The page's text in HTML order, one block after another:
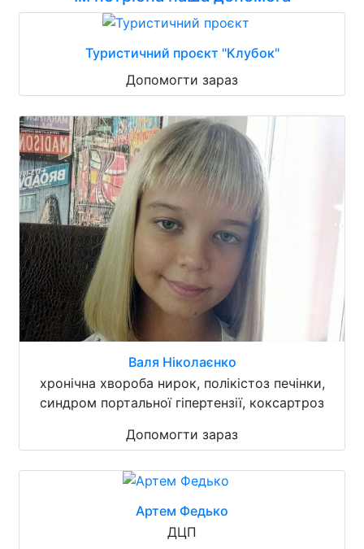
Туристичний проєкт "Клубок"
Допомогти зараз
Валя Ніколаєнко
хронічна хвороба нирок, полікістоз печінки,
синдром портальної гіпертензії, коксартроз
Допомогти зараз
Артем Федько
ДЦП